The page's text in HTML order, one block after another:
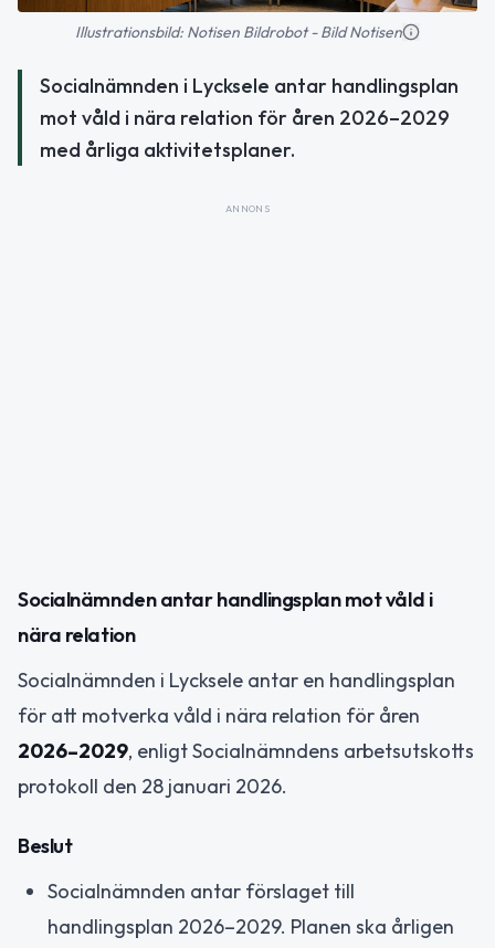
Illustrationsbild: Notisen Bildrobot - Bild Notisen
Socialnämnden i Lycksele antar handlingsplan
mot våld i nära relation för åren 2026–2029
med årliga aktivitetsplaner.
ANNONS
Socialnämnden antar handlingsplan mot våld i
nära relation
Socialnämnden i Lycksele antar en handlingsplan
för att motverka våld i nära relation för åren
2026–2029, enligt Socialnämndens arbetsutskotts
protokoll den 28 januari 2026.
Beslut
Socialnämnden antar förslaget till
handlingsplan 2026–2029. Planen ska årligen